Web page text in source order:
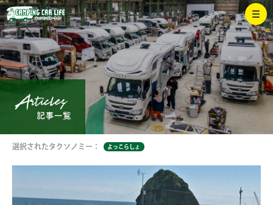
選択されたタクソノミー： よっこらしょ